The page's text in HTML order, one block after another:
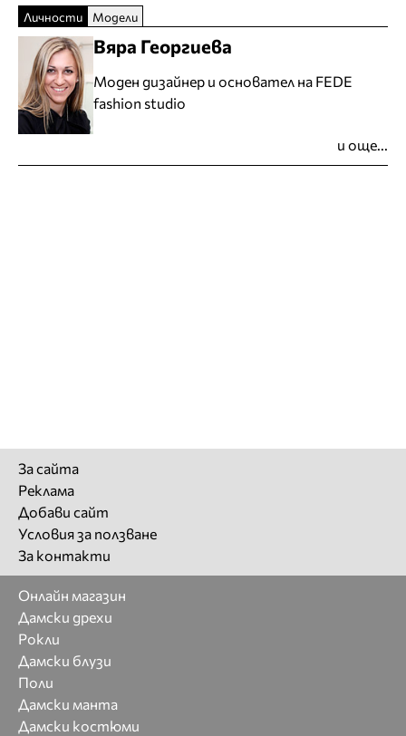
Личности Модели
Вяра Георгиева
Моден дизайнер и основател на FEDE
fashion studio
и още...
За сайта
Реклама
Добави сайт
Условия за ползване
За контакти
Онлайн магазин
Дамски дрехи
Рокли
Дамски блузи
Поли
Дамски манта
Дамски костюми